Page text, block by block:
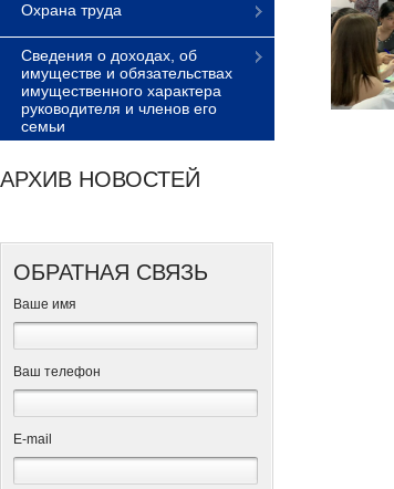
Охрана труда
Сведения о доходах, об
имуществе и обязательствах
имущественного характера
руководителя и членов его
семьи
АРХИВ НОВОСТЕЙ
ОБРАТНАЯ СВЯЗЬ
Ваше имя
Ваш телефон
Е-mail